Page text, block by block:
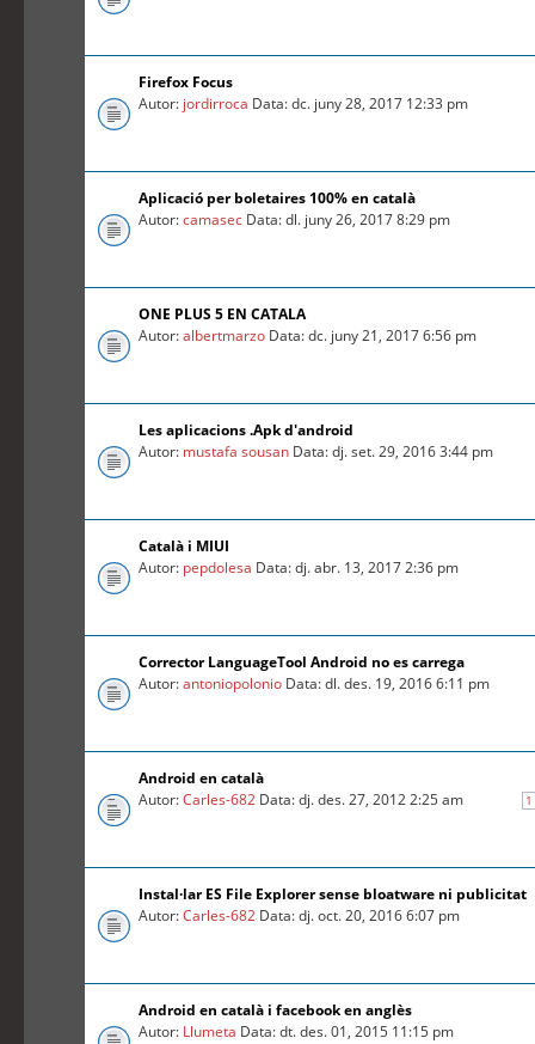
Firefox Focus
Autor: jordirroca Data: dc. juny 28, 2017 12:33 pm
Aplicació per boletaires 100% en català
Autor:camasec Data: dl. juny 26, 2017 8:29 pm
ONE PLUS 5 EN CATALA
Autor:albertmarzo Data: dc. juny 21, 2017 6:56 pm
Les aplicacions .Apk d'android
Autor: mustafa sousan Data: dj. set. 29, 2016 3:44 pm
Català i MIUI
Autor: pepdolesa Data: dj. abr. 13, 2017 2:36 pm
Corrector LanguageTool Android no es carrega
Autor:antoniopolonio Data: dl. des. 19, 2016 6:11 pm
Android en català
1
Autor:Carles-682 Data: dj. des. 27, 2012 2:25 am
Instal·lar ES File Explorer sense bloatware ni publicitat
Autor:Carles-682 Data: dj. oct. 20, 2016 6:07 pm
Android en català i facebook en anglès
Autor: Llumeta Data: dt. des. 01, 2015 11:15 pm